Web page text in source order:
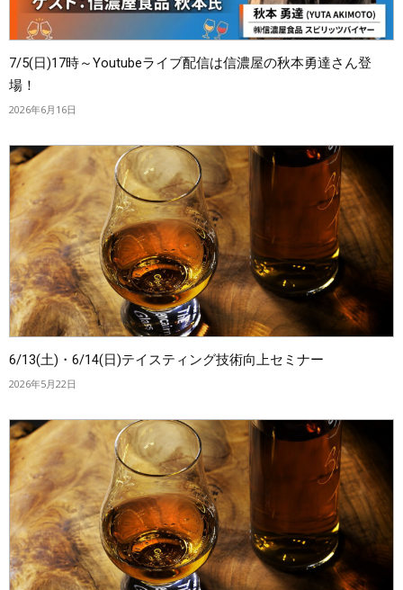
7/5(日)17時～Youtubeライブ配信は信濃屋の秋本勇達さん登
場！
2026年6月16日
6/13(土)・6/14(日)テイスティング技術向上セミナー
2026年5月22日